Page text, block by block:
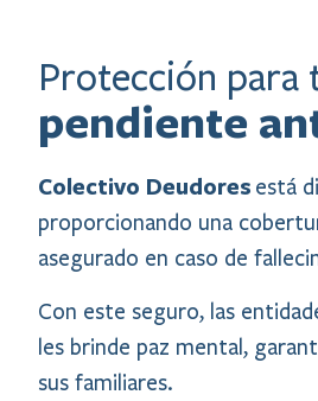
Protección para
pendiente
Colectivo Deudores está
proporcionando una
asegurado en caso de
Con este seguro, las
les brinde paz mental,
sus familiares.